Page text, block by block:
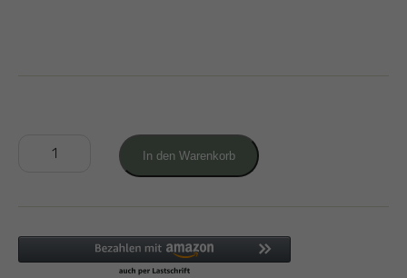
Blaubeer
Fruchtaufstrich
In den Warenkorb